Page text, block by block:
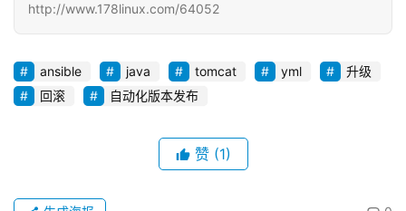
http://www.178linux.com/64052
ansible java tomcat yml
升级
回滚
自动化版本发布
赞 (1)